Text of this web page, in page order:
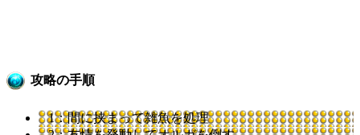
攻略の手順
1：間に挟まって雑魚を処理